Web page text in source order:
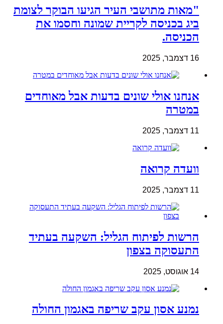
"מאות מתושבי העיר הגיעו הבוקר לצומת
ביג בכניסה לקריית שמונה וחסמו את
הכניסה.
16 דצמבר, 2025
אנחנו אולי שונים בדעות אבל מאוחדים
במטרה
11 דצמבר, 2025
וועדה קרואה
11 דצמבר, 2025
הרשות לפיתוח הגליל: השקעה בעתיד
התעסוקה בצפון
14 אוגוסט, 2025
נמנע אסון עקב שריפה באגמון החולה